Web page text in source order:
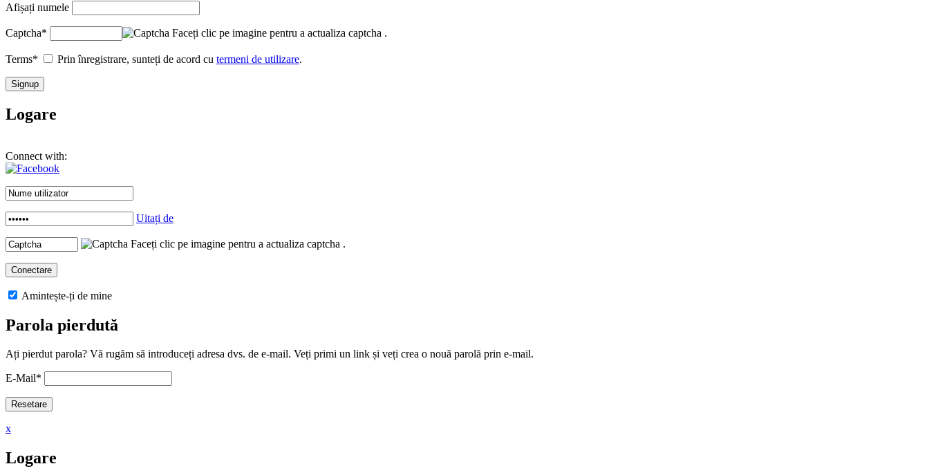
Afișați numele
Captcha* Faceți clic pe imagine pentru a actualiza captcha .
Terms* Prin înregistrare, sunteți de acord cu termeni de utilizare.
Logare
Connect with:
Uitați de
Faceți clic pe imagine pentru a actualiza captcha .
Amintește-ți de mine
Parola pierdută
Ați pierdut parola? Vă rugăm să introduceți adresa dvs. de e-mail. Veți primi un link și veți crea o nouă parolă prin e-mail.
E-Mail*
x
Logare